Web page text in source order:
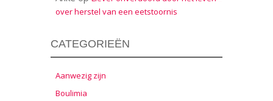
over herstel van een eetstoornis
CATEGORIEËN
Aanwezig zijn
Boulimia